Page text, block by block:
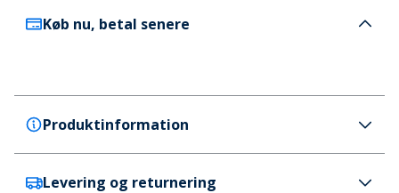
Køb nu, betal senere
Produktinformation
Bisgaard
Levering og returnering